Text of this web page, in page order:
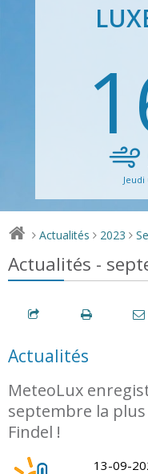
Jeudi
> Actualités > 2023 >
Actualités -
Actualités
MeteoLux
septembre la plus
Findel !
13-09-